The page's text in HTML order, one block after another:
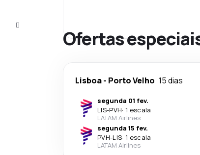
Ofertas
Lisboa- Porto Velho 15 dias
segunda 01 fev.
LIS-PVH· 1 escala
LATAM Airlines
segunda 15 fev.
PVH-LIS· 1 escala
LATAM Airlines